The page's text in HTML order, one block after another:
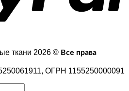
ткани 2026 © Все права
ОГРН 1155250000091